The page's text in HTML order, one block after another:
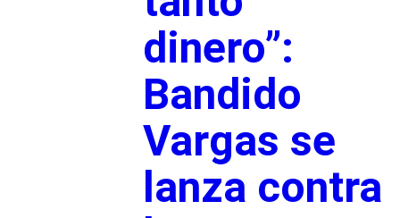
dinero”:
Bandido
Vargas se
lanza contra